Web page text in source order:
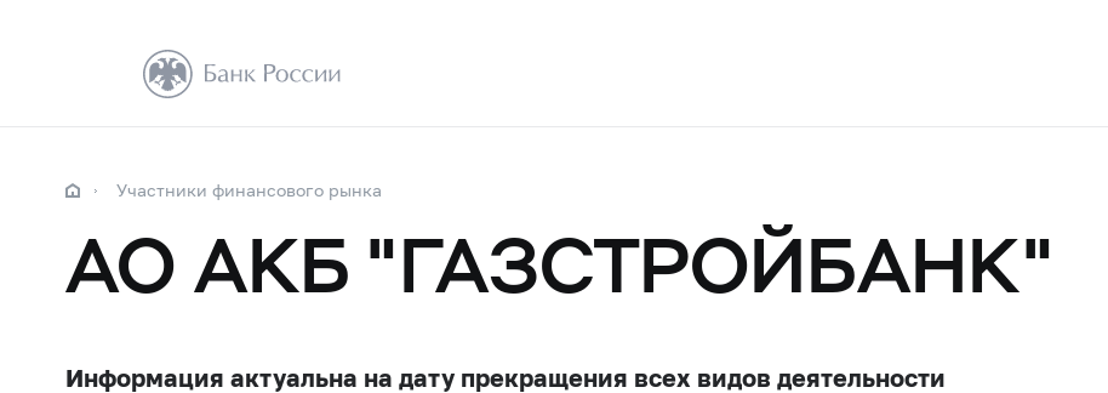
Участники финансового рынка
АО АКБ "ГАЗСТРОЙБАНК"
Информация актуальна на дату прекращения всех видов деятельности